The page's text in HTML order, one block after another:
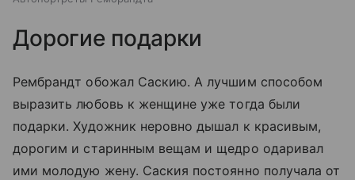
Дорогие подарки
Рембрандт обожал Саскию. А лучшим способом
выразить любовь к женщине уже тогда были
подарки. Художник неровно дышал к красивым,
дорогим и старинным вещам и щедро одаривал
ими молодую жену. Саския постоянно получала от